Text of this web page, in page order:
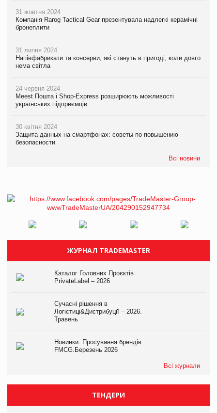
31 жовтня 2024
Компанія Rarog Tactical Gear презентувала надлегкі керамічні
бронеплити
31 липня 2024
Напівфабрикати та консерви, які стануть в пригоді, коли довго
нема світла
24 червня 2024
Meest Пошта і Shop-Express розширюють можливості
українських підприємців
30 квітня 2024
Защита данных на смартфонах: советы по повышению
безопасности
Всі новини
ЖУРНАЛ TRADEMASTER
Каталог Головних Проєктів
PrivateLabel – 2026
Сучасні рішення в
Логістиці&Дистрибуції – 2026.
Травень
Новинки. Просування брендів
FMCG.Березень 2026
Всі журнали
ТЕНДЕРИ